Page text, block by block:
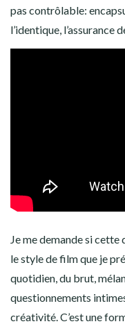
pas contrôlable:
l’identique, l’assurance
Je me demande si cette
le style de film que je
quotidien, du brut,
questionnements
créativité. C’est une